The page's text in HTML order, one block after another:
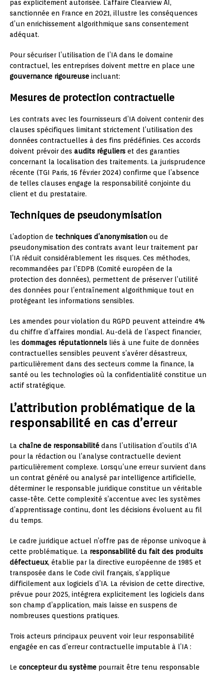
pas explicitement autorisée. L’affaire Clearview AI,
sanctionnée en France en 2021, illustre les conséquences
d’un enrichissement algorithmique sans consentement
adéquat.
Pour sécuriser l’utilisation de l’IA dans le domaine
contractuel, les entreprises doivent mettre en place une
gouvernance rigoureuse incluant:
Mesures de protection contractuelle
Les contrats avec les fournisseurs d’IA doivent contenir des
clauses spécifiques limitant strictement l’utilisation des
données contractuelles à des fins prédéfinies. Ces accords
doivent prévoir des audits réguliers et des garanties
concernant la localisation des traitements. La jurisprudence
récente (TGI Paris, 16 février 2024) confirme que l’absence
de telles clauses engage la responsabilité conjointe du
client et du prestataire.
Techniques de pseudonymisation
L’adoption de techniques d’anonymisation ou de
pseudonymisation des contrats avant leur traitement par
l’IA réduit considérablement les risques. Ces méthodes,
recommandées par l’EDPB (Comité européen de la
protection des données), permettent de préserver l’utilité
des données pour l’entraînement algorithmique tout en
protégeant les informations sensibles.
Les amendes pour violation du RGPD peuvent atteindre 4%
du chiffre d’affaires mondial. Au-delà de l’aspect financier,
les dommages réputationnels liés à une fuite de données
contractuelles sensibles peuvent s’avérer désastreux,
particulièrement dans des secteurs comme la finance, la
santé ou les technologies où la confidentialité constitue un
actif stratégique.
L’attribution problématique de la
responsabilité en cas d’erreur
La chaîne de responsabilité dans l’utilisation d’outils d’IA
pour la rédaction ou l’analyse contractuelle devient
particulièrement complexe. Lorsqu’une erreur survient dans
un contrat généré ou analysé par intelligence artificielle,
déterminer le responsable juridique constitue un véritable
casse-tête. Cette complexité s’accentue avec les systèmes
d’apprentissage continu, dont les décisions évoluent au fil
du temps.
Le cadre juridique actuel n’offre pas de réponse univoque à
cette problématique. La responsabilité du fait des produits
défectueux, établie par la directive européenne de 1985 et
transposée dans le Code civil français, s’applique
difficilement aux logiciels d’IA. La révision de cette directive,
prévue pour 2025, intégrera explicitement les logiciels dans
son champ d’application, mais laisse en suspens de
nombreuses questions pratiques.
Trois acteurs principaux peuvent voir leur responsabilité
engagée en cas d’erreur contractuelle imputable à l’IA :
Le concepteur du système pourrait être tenu responsable